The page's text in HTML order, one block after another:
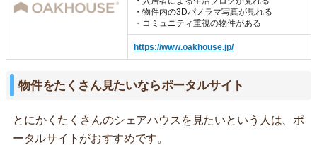
・物件内の3Dパノラマ写真が見れる
・コミュニティ重視の物件がある
https://www.oakhouse.jp/
物件をたくさん見たいならポータルサイト
とにかくたくさんのシェアハウスを見たいという人は、ポ
ータルサイトがおすすめです。